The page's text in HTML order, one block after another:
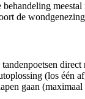
de
(los één
gaan